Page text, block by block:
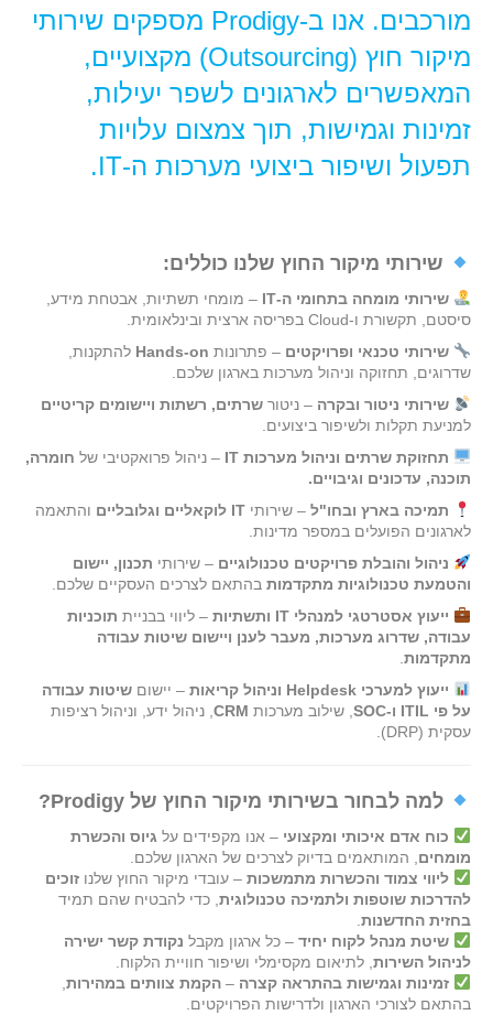
מורכבים. אנו ב-Prodigy מספקים שירותי
מיקור חוץ (Outsourcing) מקצועיים,
המאפשרים לארגונים לשפר יעילות,
זמינות וגמישות, תוך צמצום עלויות
תפעול ושיפור ביצועי מערכות ה-IT.
שירותי מיקור החוץ שלנו כוללים:
שירותי מומחה בתחומי ה-IT
– מומחי תשתיות, אבטחת מידע,
סיסטם, תקשורת ו-Cloud בפריסה ארצית ובינלאומית.
שירותי טכנאי ופרויקטים – פתרונות Hands-on להתקנות,
שדרוגים, תחזוקה וניהול מערכות בארגון שלכם.
שירותי ניטור ובקרה – ניטור שרתים, רשתות ויישומים קריטיים
למניעת תקלות ולשיפור ביצועים.
תחזוקת שרתים וניהול מערכות IT
– ניהול פרואקטיבי של חומרה,
תוכנה, עדכונים וגיבויים.
תמיכה בארץ ובחו"ל– שירותי IT לוקאליים וגלובליים
והתאמה
לארגונים הפועלים במספר מדינות.
ניהול והובלת פרויקטים טכנולוגיים – שירותי תכנון, יישום
והטמעת טכנולוגיות מתקדמות בהתאם לצרכים העסקיים שלכם.
ייעוץ אסטרטגי למנהלי IT ותשתיות
– ליווי בבניית תוכניות
עבודה, שדרוג מערכות, מעבר לענן ויישום שיטות עבודה
מתקדמות
ייעוץ למערכי Helpdesk וניהול קריאות
– יישום שיטות עבודה
על פי ITIL ו-SOC
, שילוב מערכות CRM , ניהול ידע, וניהול רציפות
עסקית (DRP).
למה לבחור בשירותי מיקור החוץ של Prodigy?
כוח אדם איכותי ומקצועי – אנו מקפידים על גיוס והכשרת
מומחים , המותאמים בדיוק לצרכים של הארגון שלכם.
ליווי צמוד והכשרות מתמשכות– עובדי מיקור החוץ שלנו זוכים
להדרכות שוטפות ולתמיכה טכנולוגית , כדי להבטיח שהם תמיד
בחזית החדשנות
שיטת מנהל לקוח יחיד– כל ארגון מקבל נקודת קשר ישירה
לניהול השירות , לתיאום מקסימלי ושיפור חוויית הלקוח.
זמינות וגמישות בהתראה קצרה – הקמת צוותים במהירות,
בהתאם לצורכי הארגון ולדרישות הפרויקטים.